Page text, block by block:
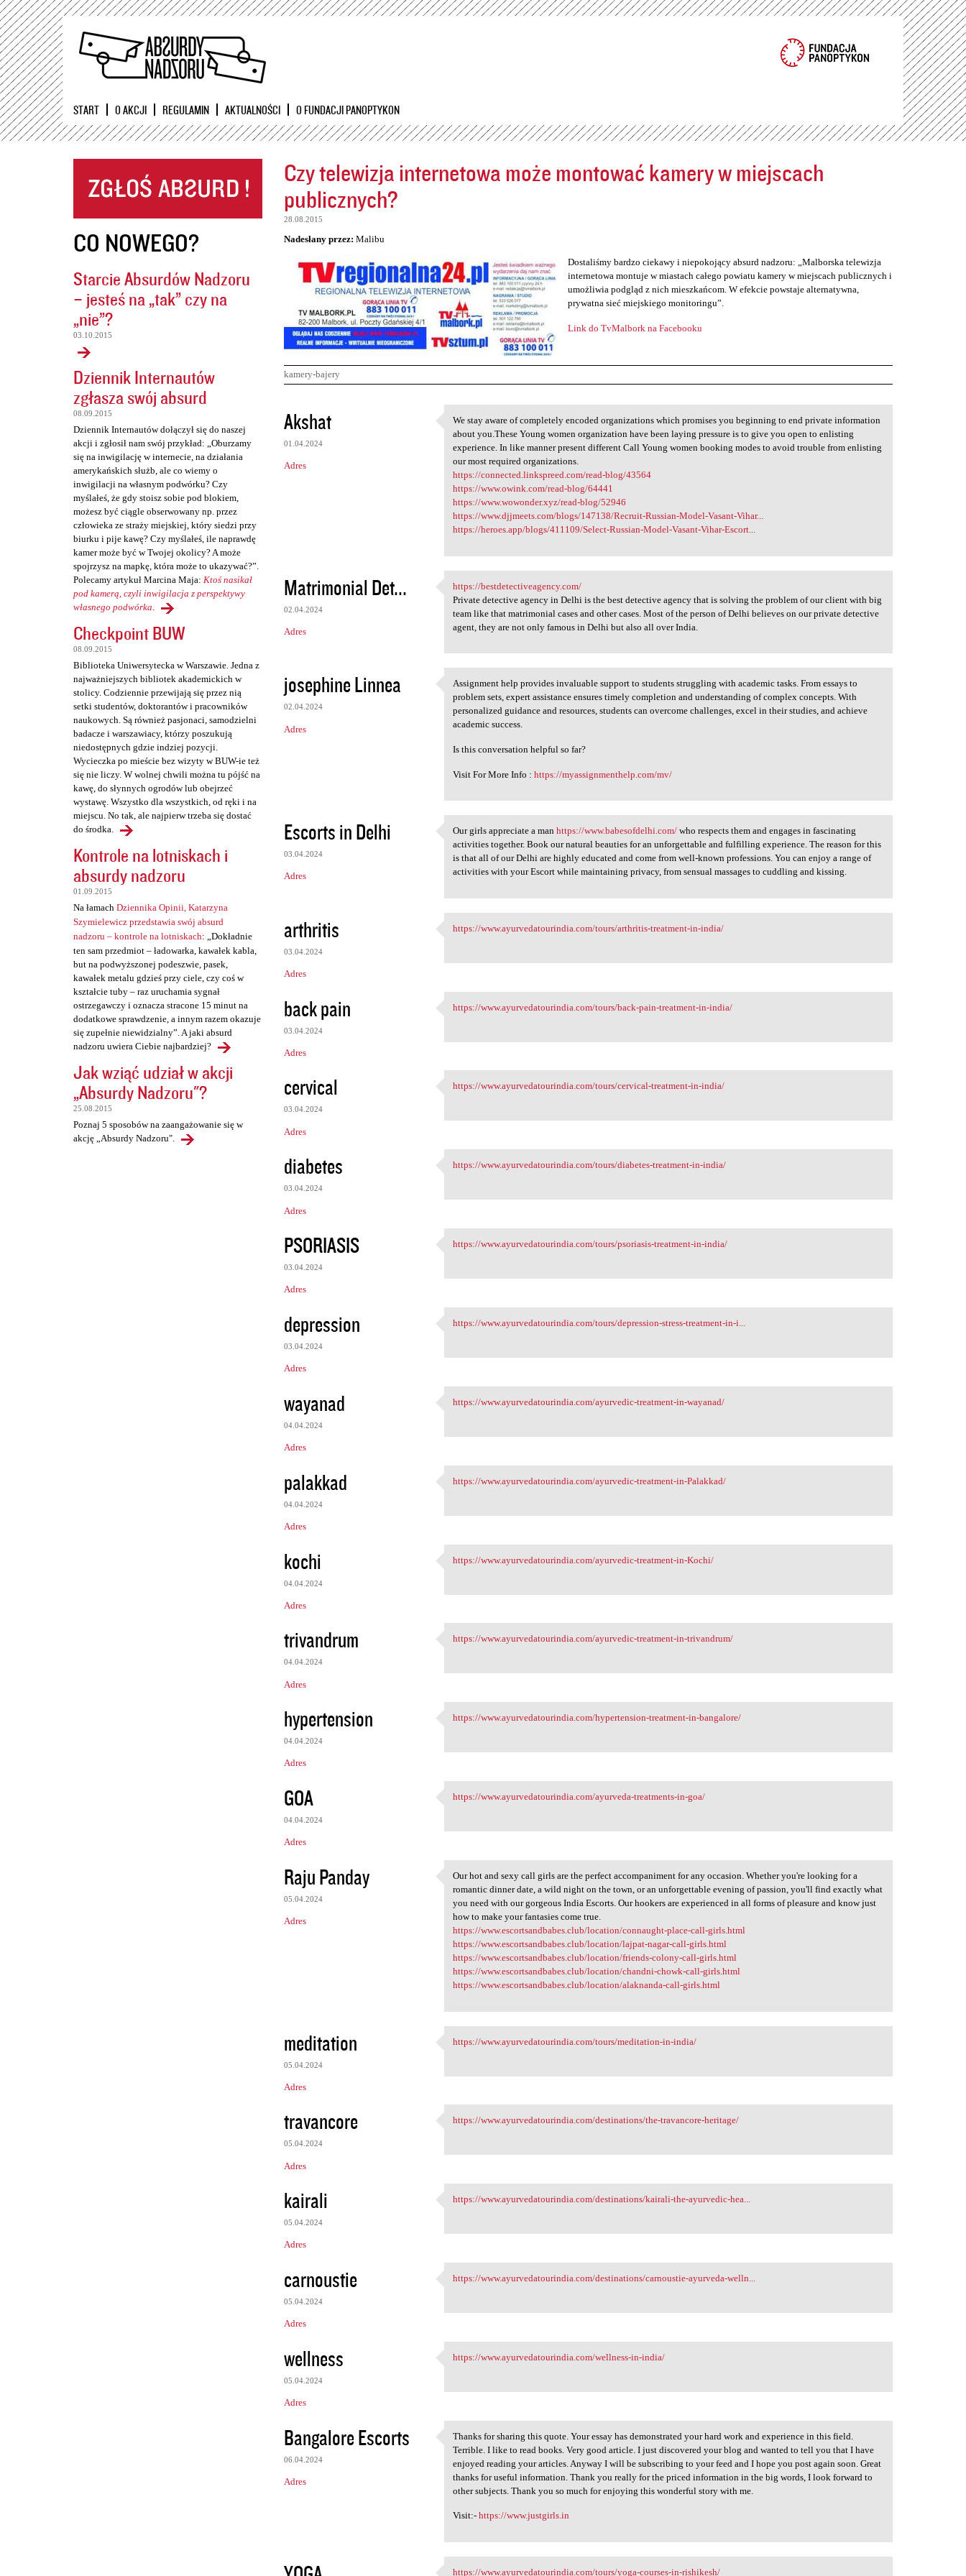
Przejdź
START O AKCJI REGULAMIN AKTUALNOŚCI O FUNDACJI PANOPTYKON
CO NOWEGO?
Starcie Absurdów Nadzoru
– jesteś na „tak” czy na
„nie”?
03.10.2015
Dziennik Internautów
zgłasza swój absurd
08.09.2015
Dziennik Internautów dołączył się do naszej
akcji i zgłosił nam swój przykład: „Oburzamy
się na inwigilację w internecie, na działania
amerykańskich służb, ale co wiemy o
inwigilacji na własnym podwórku? Czy
myślałeś, że gdy stoisz sobie pod blokiem,
możesz być ciągle obserwowany np. przez
człowieka ze straży miejskiej, który siedzi przy
biurku i pije kawę? Czy myślałeś, ile naprawdę
kamer może być w Twojej okolicy? A może
spojrzysz na mapkę, która może to ukazywać?”.
Polecamy artykuł Marcina Maja: Ktoś nasikał
pod kamerą, czyli inwigilacja z perspektywy
własnego podwórka.
Checkpoint BUW
08.09.2015
Biblioteka Uniwersytecka w Warszawie. Jedna z
najważniejszych bibliotek akademickich w
stolicy. Codziennie przewijają się przez nią
setki studentów, doktorantów i pracowników
naukowych. Są również pasjonaci, samodzielni
badacze i warszawiacy, którzy poszukują
niedostępnych gdzie indziej pozycji.
Wycieczka po mieście bez wizyty w BUW-ie też
się nie liczy. W wolnej chwili można tu pójść na
kawę, do słynnych ogrodów lub obejrzeć
wystawę. Wszystko dla wszystkich, od ręki i na
miejscu. No tak, ale najpierw trzeba się dostać
do środka.
Kontrole na lotniskach i
absurdy nadzoru
01.09.2015
Na łamach Dziennika Opinii, Katarzyna
Szymielewicz przedstawia swój absurd
nadzoru – kontrole na lotniskach: „Dokładnie
ten sam przedmiot – ładowarka, kawałek kabla,
but na podwyższonej podeszwie, pasek,
kawałek metalu gdzieś przy ciele, czy coś w
kształcie tuby – raz uruchamia sygnał
ostrzegawczy i oznacza stracone 15 minut na
dodatkowe sprawdzenie, a innym razem okazuje
się zupełnie niewidzialny”. A jaki absurd
nadzoru uwiera Ciebie najbardziej?
Jak wziąć udział w akcji
„Absurdy Nadzoru"?
25.08.2015
Poznaj 5 sposobów na zaangażowanie się w
akcję „Absurdy Nadzoru".
Czy telewizja internetowa może montować kamery w miejscach
publicznych?
28.08.2015
Nadesłany przez: Malibu
Dostaliśmy bardzo ciekawy i niepokojący absurd nadzoru: „Malborska telewizja
internetowa montuje w miastach całego powiatu kamery w miejscach publicznych i
umożliwia podgląd z nich mieszkańcom. W efekcie powstaje alternatywna,
prywatna sieć miejskiego monitoringu”.
Link do TvMalbork na Facebooku
kamery-bajery
K
o
m
e
z
e
Akshat
01.04.2024
Adres
We stay aware of completely
We stay aware of completely encoded organizations which promises you beginning to end private information
about you.These Young women organization have been laying pressure is to give you open to enlisting
experience. In like manner present different Call Young women booking modes to avoid trouble from enlisting
our most required organizations.
https://connected.linkspreed.com/read-blog/43564
https://www.owink.com/read-blog/64441
https://www.wowonder.xyz/read-blog/52946
https://www.djjmeets.com/blogs/147138/Recruit-Russian-Model-Vasant-Vihar...
https://heroes.app/blogs/411109/Select-Russian-Model-Vasant-Vihar-Escort...
Matrimonial Det...
02.04.2024
Adres
https://bestdetectiveagency
https://bestdetectiveagency.com/
Private detective agency in Delhi is the best detective agency that is solving the problem of our client with big
team like that matrimonial cases and other cases. Most of the person of Delhi believes on our private detective
agent, they are not only famous in Delhi but also all over India.
josephine Linnea
02.04.2024
Adres
Assignment help provides
Assignment help provides invaluable support to students struggling with academic tasks. From essays to
problem sets, expert assistance ensures timely completion and understanding of complex concepts. With
personalized guidance and resources, students can overcome challenges, excel in their studies, and achieve
academic success.
Is this conversation helpful so far?
Visit For More Info :https://myassignmenthelp.com/mv/
Escorts in Delhi
03.04.2024
Adres
Our girls appreciate a man
Our girls appreciate a manhttps://www.babesofdelhi.com/ who respects them and engages in fascinating
activities together. Book our natural beauties for an unforgettable and fulfilling experience. The reason for this
is that all of our Delhi are highly educated and come from well-known professions. You can enjoy a range of
activities with your Escort while maintaining privacy, from sensual massages to cuddling and kissing.
arthritis
03.04.2024
Adres
https://www.ayurvedatourindia
https://www.ayurvedatourindia.com/tours/arthritis-treatment-in-india/
back pain
03.04.2024
Adres
https://www.ayurvedatourindia
https://www.ayurvedatourindia.com/tours/back-pain-treatment-in-india/
cervical
03.04.2024
Adres
https://www.ayurvedatourindia
https://www.ayurvedatourindia.com/tours/cervical-treatment-in-india/
diabetes
03.04.2024
Adres
https://www.ayurvedatourindia
https://www.ayurvedatourindia.com/tours/diabetes-treatment-in-india/
PSORIASIS
03.04.2024
Adres
https://www.ayurvedatourindia
https://www.ayurvedatourindia.com/tours/psoriasis-treatment-in-india/
depression
03.04.2024
Adres
https://www.ayurvedatourindia
https://www.ayurvedatourindia.com/tours/depression-stress-treatment-in-i...
wayanad
04.04.2024
Adres
https://www.ayurvedatourindia
https://www.ayurvedatourindia.com/ayurvedic-treatment-in-wayanad/
palakkad
04.04.2024
Adres
https://www.ayurvedatourindia
https://www.ayurvedatourindia.com/ayurvedic-treatment-in-Palakkad/
kochi
04.04.2024
Adres
https://www.ayurvedatourindia
https://www.ayurvedatourindia.com/ayurvedic-treatment-in-Kochi/
trivandrum
04.04.2024
Adres
https://www.ayurvedatourindia
https://www.ayurvedatourindia.com/ayurvedic-treatment-in-trivandrum/
hypertension
04.04.2024
Adres
https://www.ayurvedatourindia
https://www.ayurvedatourindia.com/hypertension-treatment-in-bangalore/
GOA
04.04.2024
Adres
https://www.ayurvedatourindia
https://www.ayurvedatourindia.com/ayurveda-treatments-in-goa/
Raju Panday
05.04.2024
Adres
Our hot and sexy call girls
Our hot and sexy call girls are the perfect accompaniment for any occasion. Whether you're looking for a
romantic dinner date, a wild night on the town, or an unforgettable evening of passion, you'll find exactly what
you need with our gorgeous India Escorts. Our hookers are experienced in all forms of pleasure and know just
how to make your fantasies come true.
https://www.escortsandbabes.club/location/connaught-place-call-girls.html
https://www.escortsandbabes.club/location/lajpat-nagar-call-girls.html
https://www.escortsandbabes.club/location/friends-colony-call-girls.html
https://www.escortsandbabes.club/location/chandni-chowk-call-girls.html
https://www.escortsandbabes.club/location/alaknanda-call-girls.html
meditation
05.04.2024
Adres
https://www.ayurvedatourindia
https://www.ayurvedatourindia.com/tours/meditation-in-india/
travancore
05.04.2024
Adres
https://www.ayurvedatourindia
https://www.ayurvedatourindia.com/destinations/the-travancore-heritage/
kairali
05.04.2024
Adres
https://www.ayurvedatourindia
https://www.ayurvedatourindia.com/destinations/kairali-the-ayurvedic-hea...
carnoustie
05.04.2024
Adres
https://www.ayurvedatourindia
https://www.ayurvedatourindia.com/destinations/carnoustie-ayurveda-welln...
wellness
05.04.2024
Adres
https://www.ayurvedatourindia
https://www.ayurvedatourindia.com/wellness-in-india/
Bangalore Escorts
06.04.2024
Adres
Thanks for sharing this quote
Thanks for sharing this quote. Your essay has demonstrated your hard work and experience in this field.
Terrible. I like to read books. Very good article. I just discovered your blog and wanted to tell you that I have
enjoyed reading your articles. Anyway I will be subscribing to your feed and I hope you post again soon. Great
thanks for useful information. Thank you really for the priced information in the big words, I look forward to
other subjects. Thank you so much for enjoying this wonderful story with me.
Visit:-https://www.justgirls.in
https://www.ayurvedatourindia.com/tours/yoga-courses-in-rishikesh/